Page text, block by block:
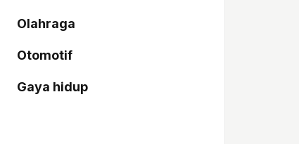
Olahraga
Otomotif
Gaya hidup